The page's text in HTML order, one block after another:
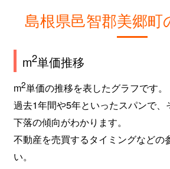
島根県邑智郡美郷町
m2単価推移
m2単価の推移を表したグラフです。
過去1年間や5年といったスパンで、
下落の傾向がわかります。
不動産を売買するタイミングなどの
い。